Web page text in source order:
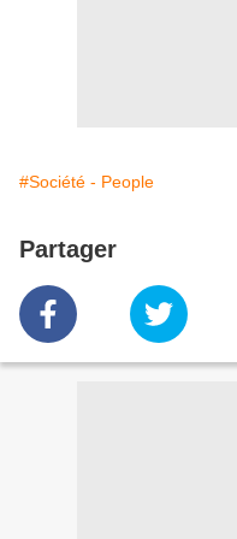
#Société - People
Partager